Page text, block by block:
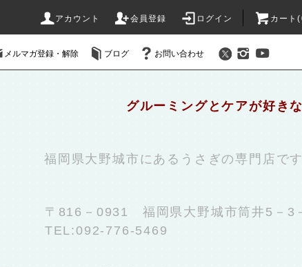
アカウント 会員登録 ログイン カート
メルマガ登録・解除 ブログ お問い合わせ
グルーミングとケアが好き
福岡県大野城市にあるうさぎの専門店です
〒816－0931 福岡県大野城市筒井5－3
TEL:092-776-5469